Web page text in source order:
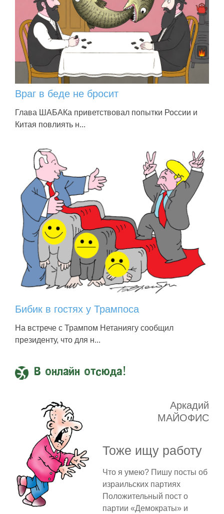
Враг в беде не бросит
Глава ШАБАКа приветствовал попытки России и
Китая повлиять н...
Бибик в гостях у Трампоса
На встрече с Трампом Нетаниягу сообщил
президенту, что для н...
В онлайн отсюда!
Аркадий
МАЙОФИС
Тоже ищу работу
Что я умею? Пишу посты об
израильских партиях
Положительный пост о
партии «Демократы» и